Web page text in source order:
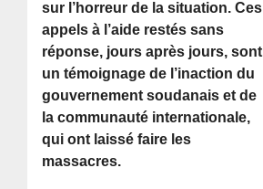
sur l’horreur de la situation. Ces
appels à l’aide restés sans
réponse, jours après jours, sont
un témoignage de l’inaction du
gouvernement soudanais et de
la communauté internationale,
qui ont laissé faire les
massacres.